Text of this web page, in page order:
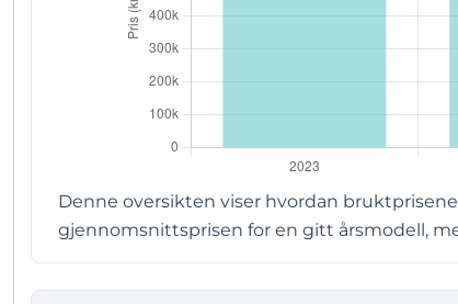
Denne oversikten viser hvordan
gjennomsnittsprisen for en gitt årsmodell,